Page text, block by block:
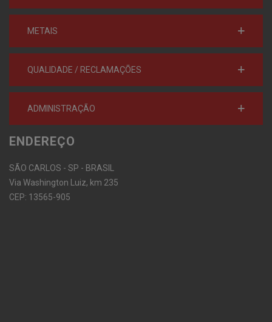
METAIS
QUALIDADE / RECLAMAÇÕES
ADMINISTRAÇÃO
ENDEREÇO
SÃO CARLOS - SP - BRASIL
Via Washington Luiz, km 235
CEP: 13565-905